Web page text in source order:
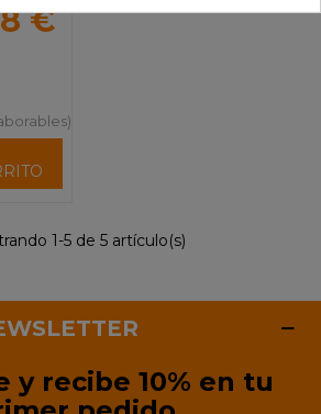
€
1-5 de 5 artículo(s)
y recibe 10% en tu